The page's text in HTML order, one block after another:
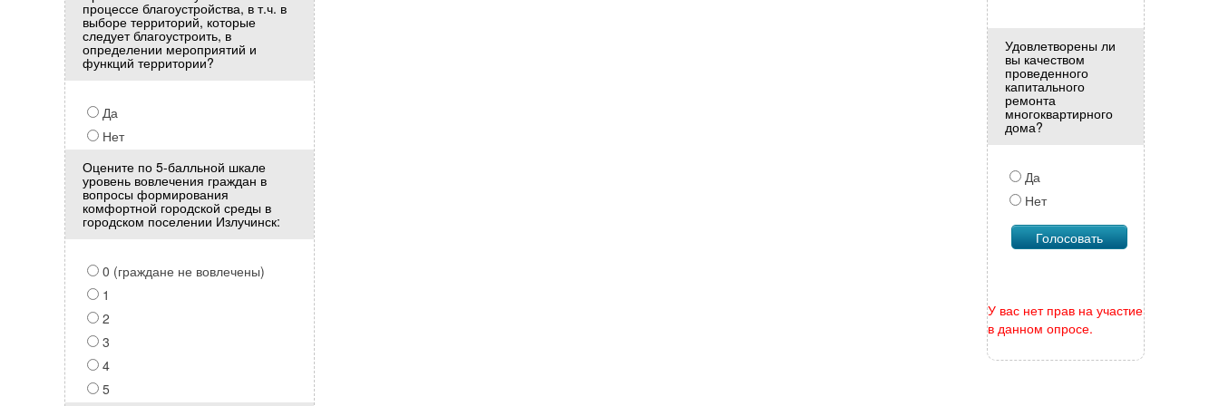
процессе благоустройства, в т.ч. в
выборе территорий, которые
следует благоустроить, в
определении мероприятий и
функций территории?
Да
Нет
Оцените по 5-балльной шкале
уровень вовлечения граждан в
вопросы формирования
комфортной городской среды в
городском поселении Излучинск:
0 (граждане не вовлечены)
1
2
3
4
5
Удовлетворены ли
вы качеством
проведенного
капитального
ремонта
многоквартирного
дома?
Да
Нет
У вас нет прав на участие
в данном опросе.